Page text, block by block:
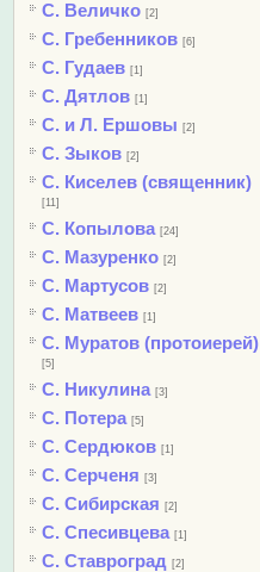
С. Величко [2]
С. Гребенников [6]
С. Гудаев [1]
С. Дятлов [1]
С. и Л. Ершовы [2]
С. Зыков [2]
С. Киселев (священник)
[11]
С. Копылова [24]
С. Мазуренко [2]
С. Мартусов [2]
С. Матвеев [1]
С. Муратов (протоиерей)
[5]
С. Никулина [3]
С. Потера [5]
С. Сердюков [1]
С. Серченя [3]
С. Сибирская [2]
С. Спесивцева [1]
С. Ставроград [2]